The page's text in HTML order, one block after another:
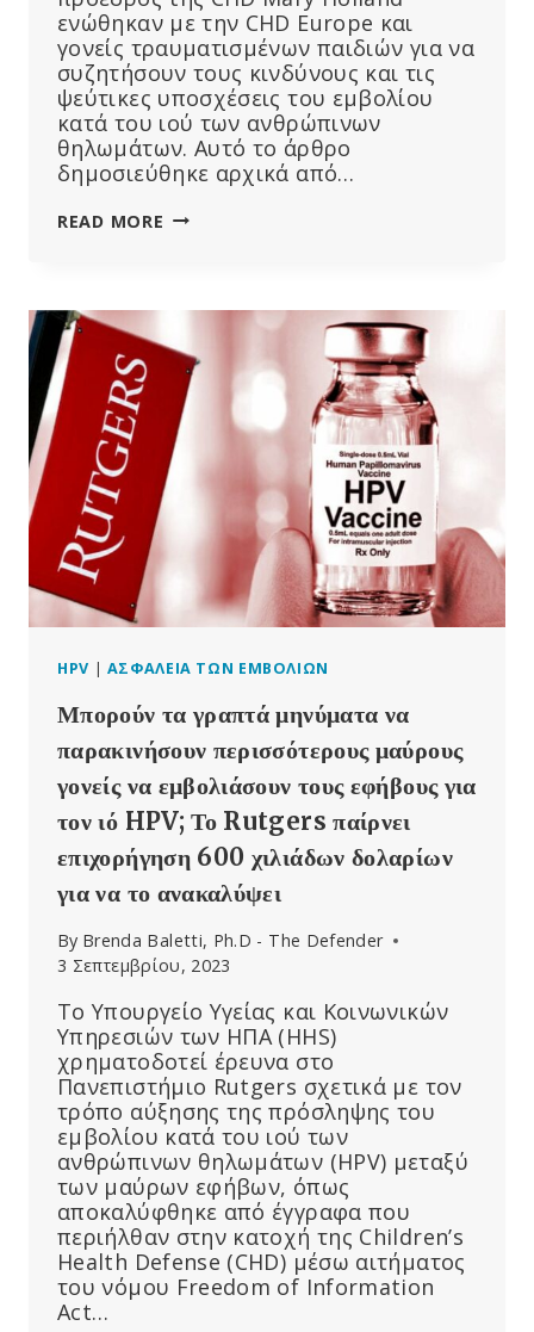
ενώθηκαν με την CHD Europe και
γονείς τραυματισμένων παιδιών για να
συζητήσουν τους κινδύνους και τις
ψεύτικες υποσχέσεις του εμβολίου
κατά του ιού των ανθρώπινων
θηλωμάτων. Αυτό το άρθρο
δημοσιεύθηκε αρχικά από…
READ MORE ΠΑΡΑΚΟΛΟΥΘΉΣΤΕ:
Η
MARY
HOLLAND
ΜΕ
ΤΗ
CHD
EUROPE,
ΣΥΜΜΕΤΈΧΟΥΝ
ΣΤΟ
ΔΙΑΔΙΚΤΥΑΚΌ
ΣΕΜΙΝΆΡΙΟ
ΣΧΕΤΙΚΆ
ΤΑ
HPV
HPV | ΑΣΦΆΛΕΙΑ ΤΩΝ ΕΜΒΟΛΊΩΝ
Μπορούν τα γραπτά μηνύματα να
παρακινήσουν περισσότερους μαύρους
γονείς να εμβολιάσουν τους εφήβους για
τον ιό HPV; Το Rutgers παίρνει
επιχορήγηση 600 χιλιάδων δολαρίων
για να το ανακαλύψει
By Brenda Baletti, Ph.D - The Defender
3 Σεπτεμβρίου, 2023
Το Υπουργείο Υγείας και Κοινωνικών
Υπηρεσιών των ΗΠΑ (HHS)
χρηματοδοτεί έρευνα στο
Πανεπιστήμιο Rutgers σχετικά με τον
τρόπο αύξησης της πρόσληψης του
εμβολίου κατά του ιού των
ανθρώπινων θηλωμάτων (HPV) μεταξύ
των μαύρων εφήβων, όπως
αποκαλύφθηκε από έγγραφα που
περιήλθαν στην κατοχή της Children’s
Health Defense (CHD) μέσω αιτήματος
του νόμου Freedom of Information
Act…